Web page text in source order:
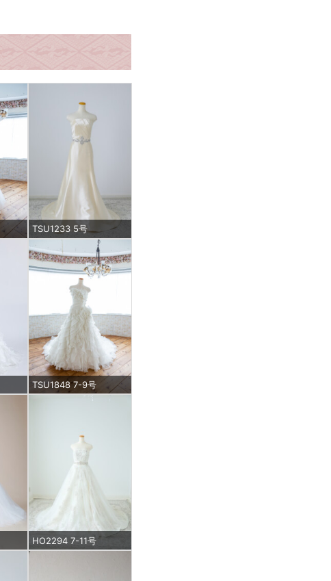
TSU1233 5号
TSU1848 7-9号
HO2294 7-11号